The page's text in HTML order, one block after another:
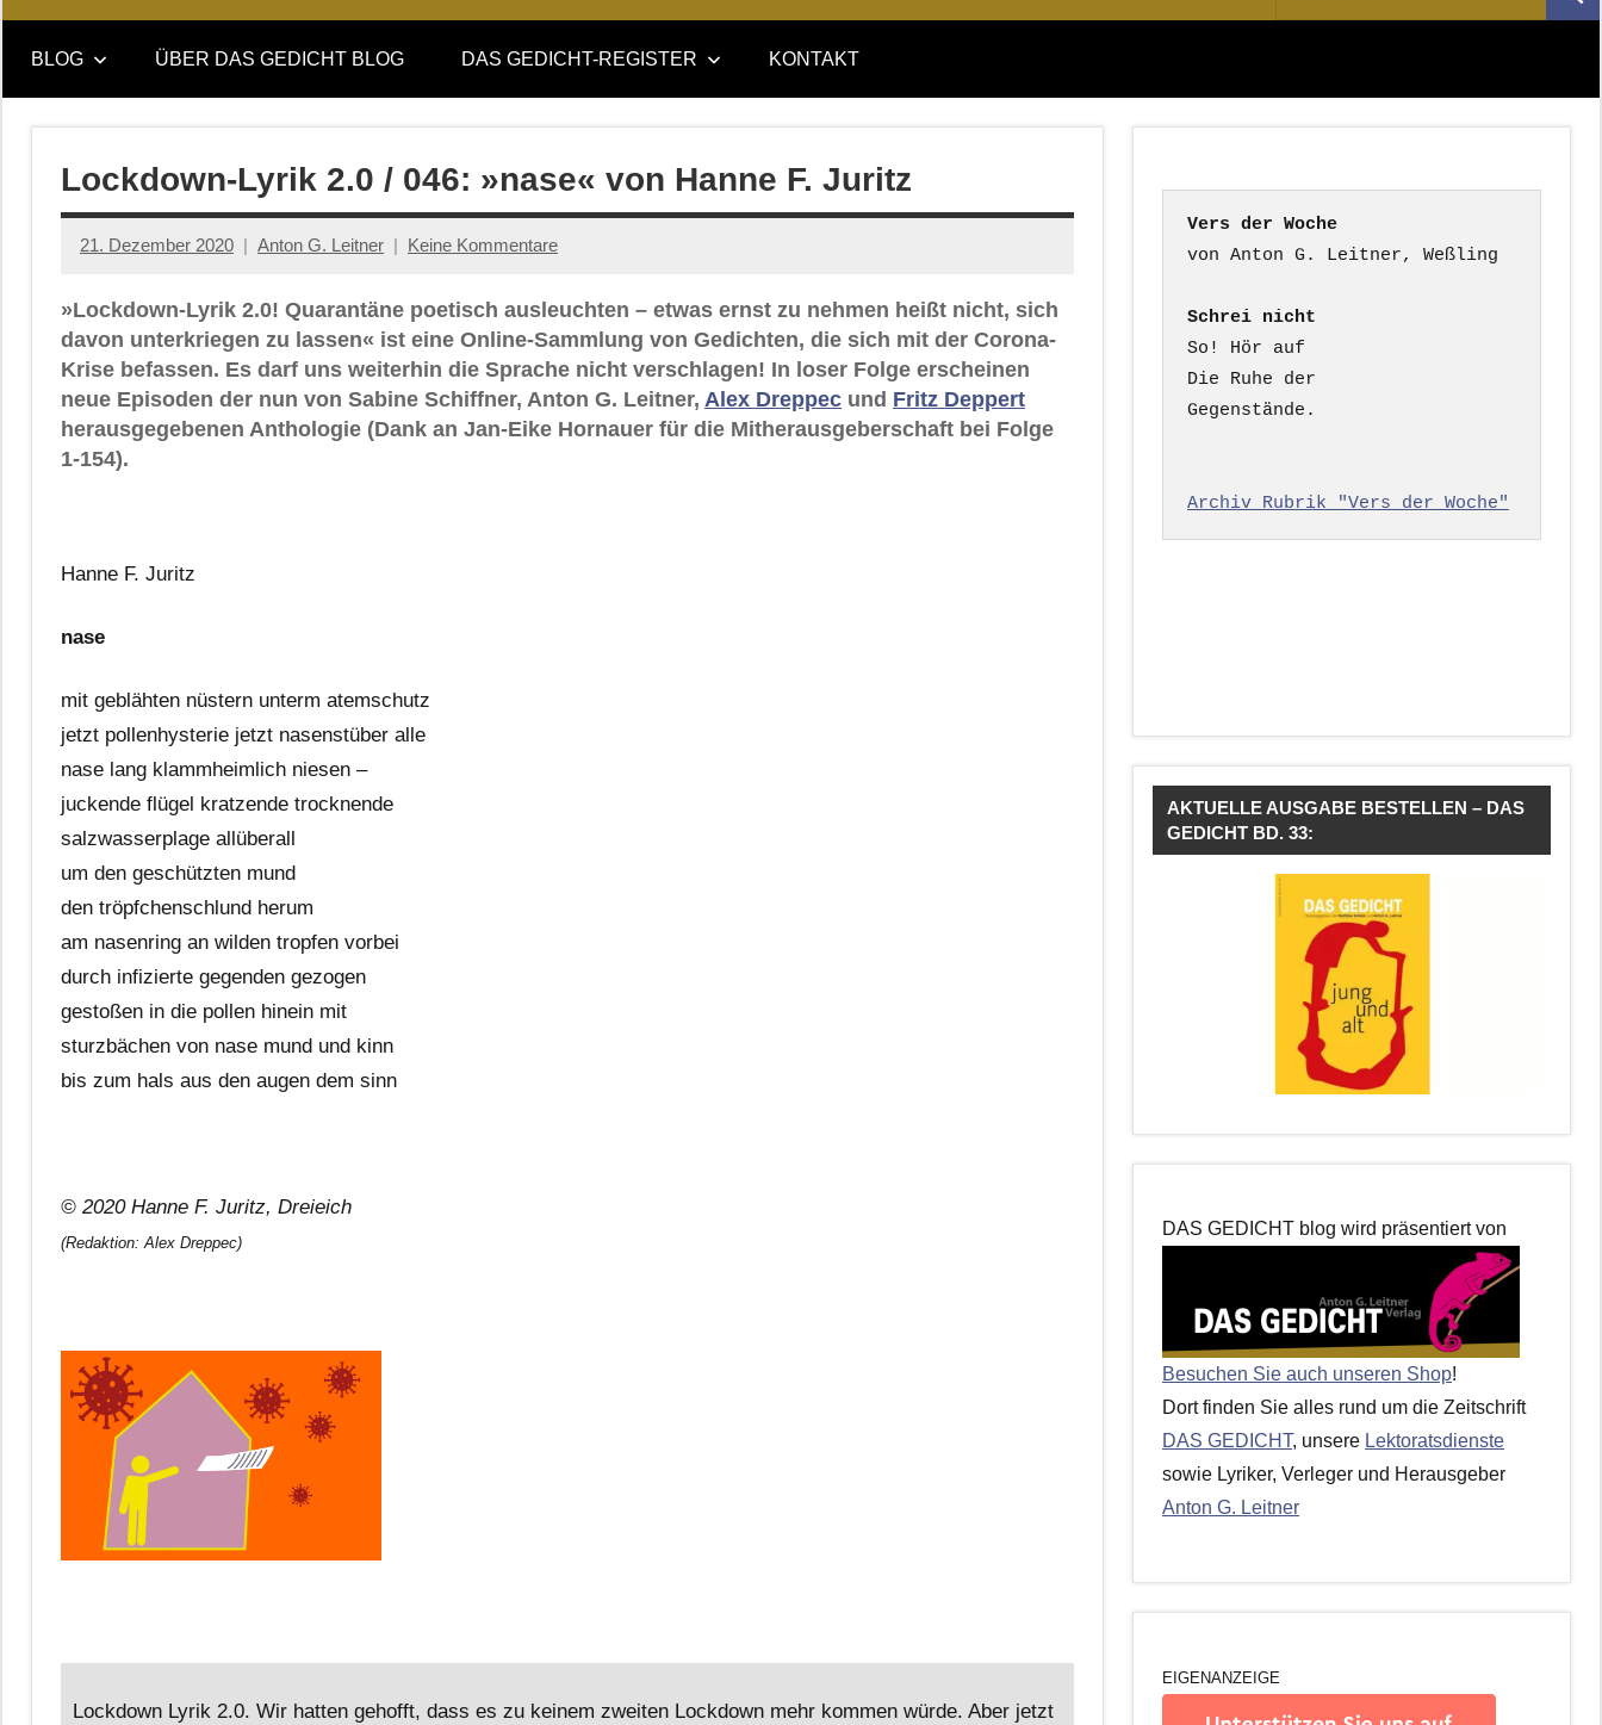
DAS
GEDICHT
blog
DAS
GEDICHT.
Zeitschrift
nach:
BLOG ÜBER DAS GEDICHT BLOG DAS GEDICHT-REGISTER KONTAKT
Lockdown-Lyrik 2.0 / 046: »nase« von Hanne F. Juritz
21. Dezember 2020 Anton G. Leitner Keine Kommentare
»Lockdown-Lyrik 2.0! Quarantäne poetisch ausleuchten – etwas ernst zu nehmen heißt nicht, sich
davon unterkriegen zu lassen« ist eine Online-Sammlung von Gedichten, die sich mit der Corona-
Krise befassen. Es darf uns weiterhin die Sprache nicht verschlagen! In loser Folge erscheinen
neue Episoden der nun von Sabine Schiffner, Anton G. Leitner, Alex Dreppec und Fritz Deppert
herausgegebenen Anthologie (Dank an Jan-Eike Hornauer für die Mitherausgeberschaft bei Folge
1-154).
Hanne F. Juritz
nase
mit geblähten nüstern unterm atemschutz
jetzt pollenhysterie jetzt nasenstüber alle
nase lang klammheimlich niesen –
juckende flügel kratzende trocknende
salzwasserplage allüberall
um den geschützten mund
den tröpfchenschlund herum
am nasenring an wilden tropfen vorbei
durch infizierte gegenden gezogen
gestoßen in die pollen hinein mit
sturzbächen von nase mund und kinn
bis zum hals aus den augen dem sinn
© 2020 Hanne F. Juritz, Dreieich
(Redaktion: Alex Dreppec)
Lockdown Lyrik 2.0. Wir hatten gehofft, dass es zu keinem zweiten Lockdown mehr kommen würde. Aber jetzt
Vers der Woche
Schrei nicht
So! Hör auf
Die Ruhe der
Gegenstände.
Archiv Rubrik "Vers der Woche"
AKTUELLE AUSGABE BESTELLEN – DAS
GEDICHT BD. 33:
DAS GEDICHT blog wird präsentiert von
Besuchen Sie auch unseren Shop!
Dort finden Sie alles rund um die Zeitschrift
DAS GEDICHT, unsere Lektoratsdienste
sowie Lyriker, Verleger und Herausgeber
Anton G. Leitner
EIGENANZEIGE